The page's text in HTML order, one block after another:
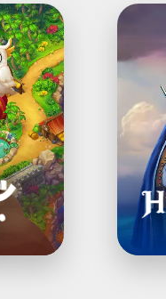
ス
リ
ー
ゲ
ー
ム